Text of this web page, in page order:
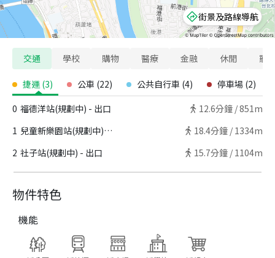
物件特色
機能
街景及路線導航
交通 學校 購物 醫療 金融 休閒 寵
捷運 (3) 公車 (22) 公共自行車 (4) 停車場 (2)
0 福德洋站(規劃中) - 出口 12.6分鐘 /851m
1 兒童新樂園站(規劃中) - 出口 18.4分鐘 / 1334m
2 社子站(規劃中) - 出口 15.7分鐘 / 1104m